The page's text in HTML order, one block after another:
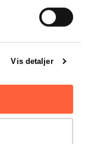
Vis detaljer